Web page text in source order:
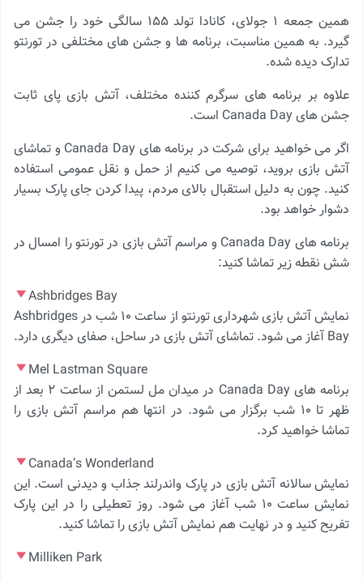
همین جمعه ۱ جولای، کانادا تولد ۱۵۵ سالگی خود را جشن می
گیرد. به همین مناسبت، برنامه ها و جشن های مختلفی در تورنتو
تدارک دیده شده.
علاوه بر برنامه های سرگرم کننده مختلف، آتش بازی پای ثابت
جشن های Canada Day است.
اگر می خواهید برای شرکت در برنامه های Canada Day و تماشای
آتش بازی بروید، توصیه می کنیم از حمل و نقل عمومی استفاده
کنید. چون به دلیل استقبال بالای مردم، پیدا کردن جای پارک بسیار
دشوار خواهد بود.
برنامه های Canada Day و مراسم آتش بازی در تورنتو را امسال در
شش نقطه زیر تماشا کنید:
Ashbridges Bay
نمایش آتش بازی شهرداری تورنتو از ساعت ۱۰ شب در Ashbridges
Bay آغاز می شود. تماشای آتش بازی در ساحل، صفای دیگری دارد.
Mel Lastman Square
برنامه های Canada Day در میدان مل لستمن از ساعت ۲ بعد از
ظهر تا ۱۰ شب برگزار می شود. در انتها هم مراسم آتش بازی را
تماشا خواهید کرد.
Canada’s Wonderland
نمایش سالانه آتش بازی در پارک واندرلند جذاب و دیدنی است. این
نمایش ساعت ۱۰ شب آغاز می شود. روز تعطیلی را در این پارک
تفریح کنید و در نهایت هم نمایش آتش بازی را تماشا کنید.
Milliken Park